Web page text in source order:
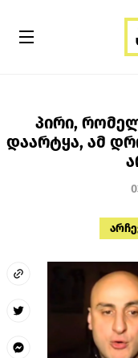
პირი,
დაარტყა, ამ